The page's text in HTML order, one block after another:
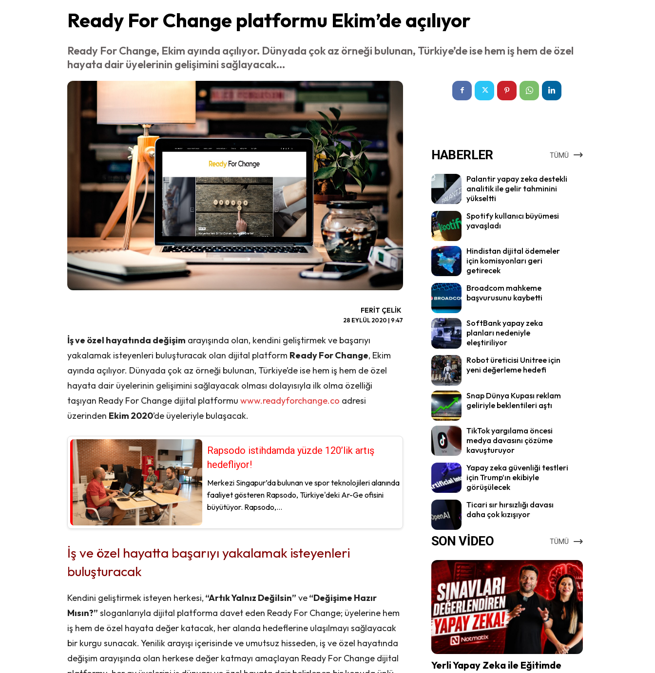
Ready For Change platformu Ekim’de açılıyor
Ready For Change, Ekim ayında açılıyor. Dünyada çok az örneği bulunan, Türkiye’de ise hem iş hem de özel
hayata dair üyelerinin gelişimini sağlayacak...
FERIT ÇELIK
28 EYLÜL 2020 | 9:47
İş ve özel hayatında değişim arayışında olan, kendini geliştirmek ve başarıyı
yakalamak isteyenleri buluşturacak olan dijital platform Ready For Change, Ekim
ayında açılıyor. Dünyada çok az örneği bulunan, Türkiye’de ise hem iş hem de özel
hayata dair üyelerinin gelişimini sağlayacak olması dolayısıyla ilk olma özelliği
taşıyan Ready For Change dijital platformu www.readyforchange.co adresi
üzerinden Ekim 2020’de üyeleriyle bulaşacak.
Rapsodo istihdamda yüzde 120’lik artış
hedefliyor!
Merkezi Singapur’da bulunan ve spor teknolojileri alanında
faaliyet gösteren Rapsodo, Türkiye'deki Ar-Ge ofisini
büyütüyor. Rapsodo,...
İş ve özel hayatta başarıyı yakalamak isteyenleri
buluşturacak
Kendini geliştirmek isteyen herkesi, “Artık Yalnız Değilsin” ve“Değişime Hazır
Mısın?” sloganlarıyla dijital platforma davet eden Ready For Change; üyelerine hem
iş hem de özel hayata değer katacak, her alanda hedeflerine ulaşılmayı sağlayacak
bir kurgu sunacak. Yenilik arayışı içerisinde ve umutsuz hisseden, iş ve özel hayatında
değişim arayışında olan herkese değer katmayı amaçlayan Ready For Change dijital
HABERLER TÜMÜ
Palantir yapay zeka destekli
analitik ile gelir tahminini
yükseltti
Spotify kullanıcı büyümesi
yavaşladı
Hindistan dijital ödemeler
için komisyonları geri
getirecek
Broadcom mahkeme
başvurusunu kaybetti
SoftBank yapay zeka
planları nedeniyle
eleştiriliyor
Robot üreticisi Unitree için
yeni değerleme hedefi
Snap Dünya Kupası reklam
geliriyle beklentileri aştı
TikTok yargılama öncesi
medya davasını çözüme
kavuşturuyor
Yapay zeka güvenliği testleri
için Trump’ın ekibiyle
görüşülecek
Ticari sır hırsızlığı davası
daha çok kızışıyor
SON VİDEO TÜMÜ
Yerli Yapay Zeka ile Eğitimde